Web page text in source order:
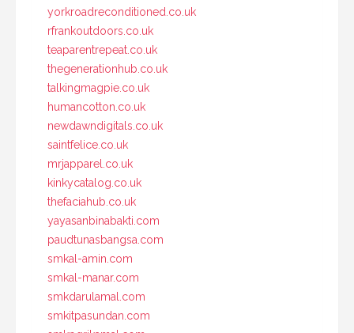
yorkroadreconditioned.co.uk
rfrankoutdoors.co.uk
teaparentrepeat.co.uk
thegenerationhub.co.uk
talkingmagpie.co.uk
humancotton.co.uk
newdawndigitals.co.uk
saintfelice.co.uk
mrjapparel.co.uk
kinkycatalog.co.uk
thefaciahub.co.uk
yayasanbinabakti.com
paudtunasbangsa.com
smkal-amin.com
smkal-manar.com
smkdarulamal.com
smkitpasundan.com